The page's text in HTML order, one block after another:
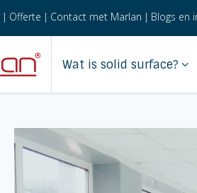
| Offerte | Contact met Marlan | Blogs en
Wat is solid surface?